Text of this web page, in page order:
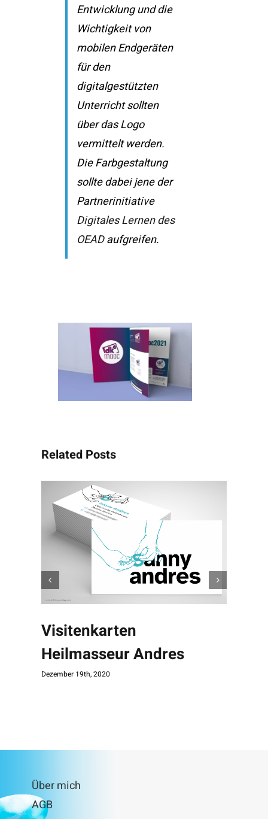
Entwicklung und die
Wichtigkeit von
mobilen Endgeräten
für den
digitalgestützten
Unterricht sollten
über das Logo
vermittelt werden.
Die Farbgestaltung
sollte dabei jene der
Partnerinitiative
Digitales Lernendes
OEADaufgreifen.
Related Posts
Visitenkarten
Heilmasseur Andres
Dezember 19th, 2020
Über mich
AGB